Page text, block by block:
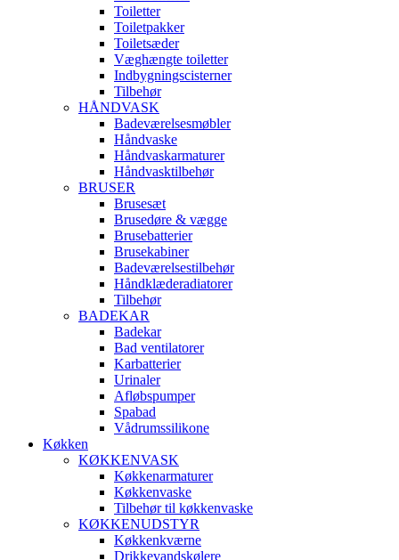
Toiletter
Toiletpakker
Toiletsæder
Væghængte toiletter
Indbygningscisterner
Tilbehør
HÅNDVASK
Badeværelsesmøbler
Håndvaske
Håndvaskarmaturer
Håndvasktilbehør
BRUSER
Brusesæt
Brusedøre & vægge
Brusebatterier
Brusekabiner
Badeværelsestilbehør
Håndklæderadiatorer
Tilbehør
BADEKAR
Badekar
Bad ventilatorer
Karbatterier
Urinaler
Afløbspumper
Spabad
Vådrumssilikone
Køkken
KØKKENVASK
Køkkenarmaturer
Køkkenvaske
Tilbehør til køkkenvaske
KØKKENUDSTYR
Køkkenkværne
Drikkevandskølere